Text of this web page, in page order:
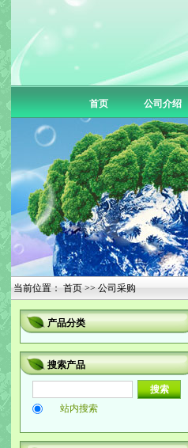
首页 公司介绍
当前位置： 首页 >> 公司采购
产品分类
搜索产品
站内搜索